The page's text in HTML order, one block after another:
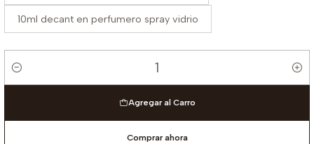
10ml decant en perfumero spray vidrio
Cantidad
Agregar al Carro
Comprar ahora